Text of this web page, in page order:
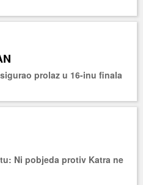
prolaz u 16-inu finala
Ni pobjeda protiv Katra ne